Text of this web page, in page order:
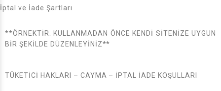
İptal ve İade Şartları
**ÖRNEKTİR. KULLANMADAN ÖNCE KENDİ SİTENİZE UYGUN
BİR ŞEKİLDE DÜZENLEYİNİZ**
TÜKETİCİ HAKLARI – CAYMA – İPTAL İADE KOŞULLARI